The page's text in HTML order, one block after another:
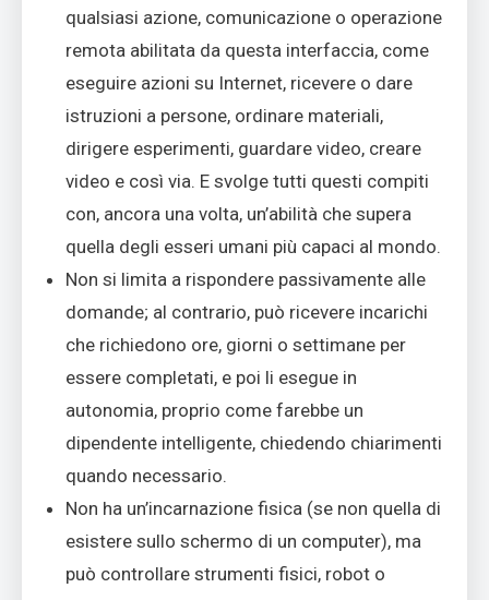
qualsiasi azione, comunicazione o operazione
remota abilitata da questa interfaccia, come
eseguire azioni su Internet, ricevere o dare
istruzioni a persone, ordinare materiali,
dirigere esperimenti, guardare video, creare
video e così via. E svolge tutti questi compiti
con, ancora una volta, un’abilità che supera
quella degli esseri umani più capaci al mondo.
Non si limita a rispondere passivamente alle
domande; al contrario, può ricevere incarichi
che richiedono ore, giorni o settimane per
essere completati, e poi li esegue in
autonomia, proprio come farebbe un
dipendente intelligente, chiedendo chiarimenti
quando necessario.
Non ha un’incarnazione fisica (se non quella di
esistere sullo schermo di un computer), ma
può controllare strumenti fisici, robot o